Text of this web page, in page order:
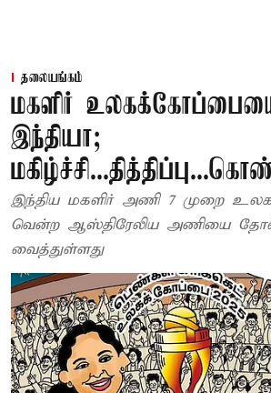
தலையங்கம்
மகளிர்
இந்தியா;
இந்திய மகளிர் அணி 7 முறை
வென்ற ஆஸ்திரேலிய அணியை
வைத்துள்ளது